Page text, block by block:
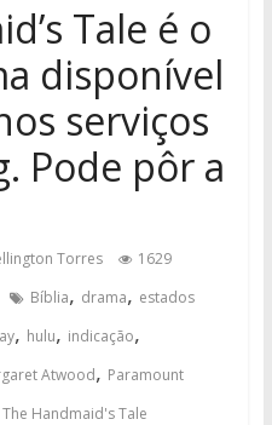
Tale é o
disponível
serviços
Pode pôr a
Torres
1629
Bíblia, drama, estados
, hulu, indicação,
Atwood, Paramount
The Handmaid's Tale